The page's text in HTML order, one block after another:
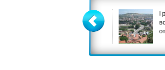
вопросов: 2828